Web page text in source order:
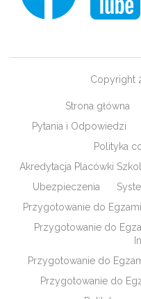
Copyright
Strona główna
Pytania i Odpowiedzi
Polityka
Akredytacja Placówki
Ubezpieczenia
Przygotowanie do
Przygotowanie do
Przygotowanie do
Przygotowanie do